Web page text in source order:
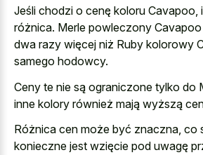
Jeśli chodzi o cenę koloru Cavapoo,
różnica. Merle powleczony
dwa razy więcej niż Ruby kolorowy
samego hodowcy.
Ceny te nie są ograniczone tylko do
inne kolory również mają wyższą
Różnica cen może być znaczna, co
konieczne jest wzięcie pod uwagę